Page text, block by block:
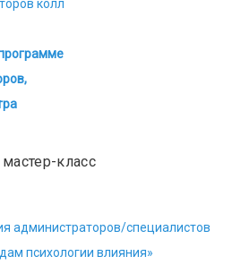
класс
администраторов/специалистов
психологии влияния»